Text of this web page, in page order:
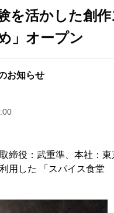
を活かした創作
」オープン
お知らせ
締役：武重準、本社：東
用した 「スパイス食堂